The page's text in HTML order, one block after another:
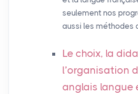
seulement nos
aussi les méthodes
Le choix, la
l’organisation
anglais langue